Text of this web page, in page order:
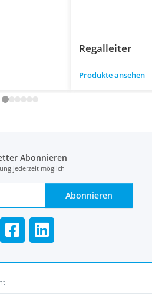
Regalleiter
Produkte ansehen
Abonnieren
jederzeit möglich
Abonnieren